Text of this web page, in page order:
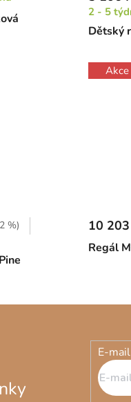
Dětský
2 - 5
%)
Akce
Regál
10
E-mail